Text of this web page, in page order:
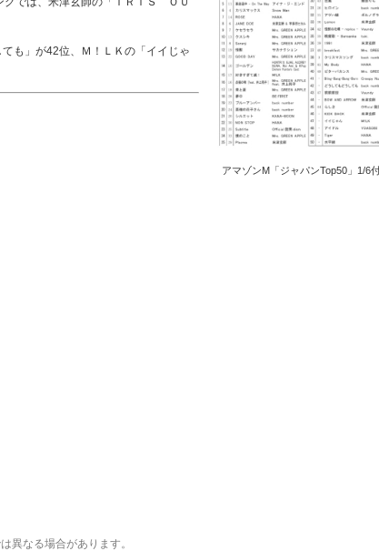
アマゾンM「ジャパンTop50」1/6
も」が42位、Ｍ！ＬＫの「イイじゃ
異なる場合があります。